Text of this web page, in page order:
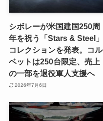
シボレーが米国建国250周
年を祝う「Stars & Steel」
コレクションを発表。コル
ベットは250台限定、売上
の一部を退役軍人支援へ
2026年7月6日